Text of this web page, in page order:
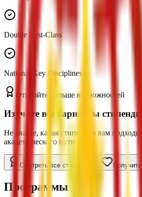
Double First-Class
National Key Disciplines
Откройте больше возможностей
Изучите все варианты
Не знаете, какая стипендия вам
академического пути.
Смотреть все стипендии
Программы